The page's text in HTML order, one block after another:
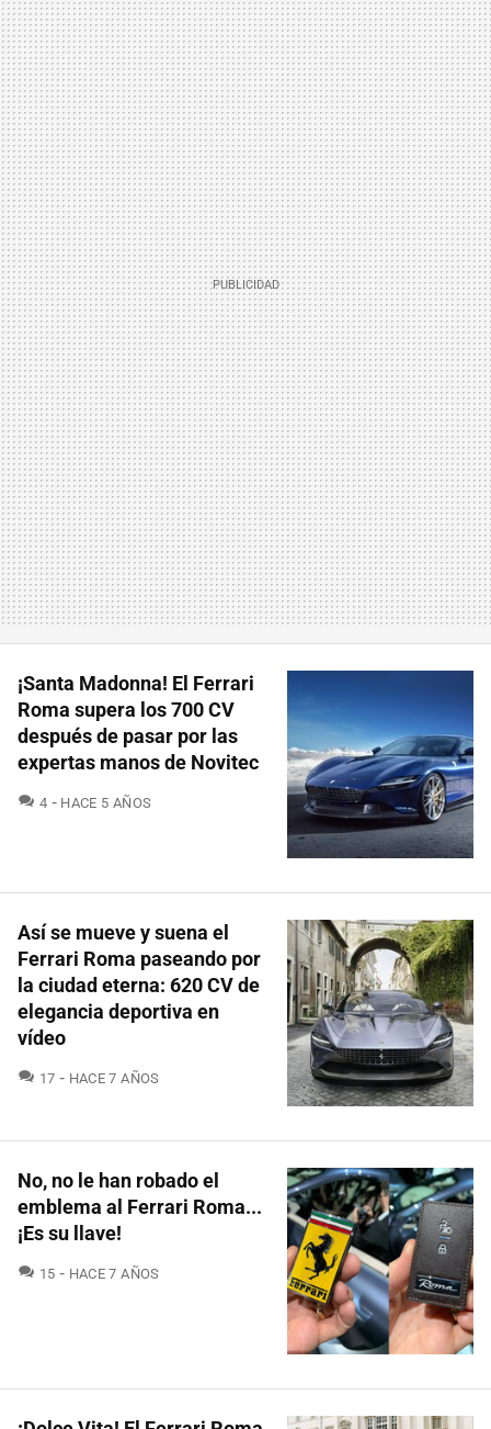
¡Santa Madonna! El Ferrari
Roma supera los 700 CV
después de pasar por las
expertas manos de Novitec
4 COMENTARIOS
HACE 5 AÑOS
Así se mueve y suena el
Ferrari Roma paseando por
la ciudad eterna: 620 CV de
elegancia deportiva en
vídeo
17 COMENTARIOS
HACE 7 AÑOS
No, no le han robado el
emblema al Ferrari Roma...
¡Es su llave!
15 COMENTARIOS
HACE 7 AÑOS